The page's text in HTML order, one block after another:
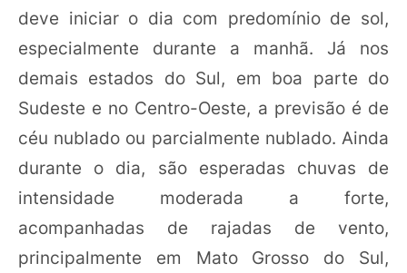
deve iniciar o dia com predomínio de sol,
especialmente durante a manhã. Já nos
demais estados do Sul, em boa parte do
Sudeste e no Centro-Oeste, a previsão é de
céu nublado ou parcialmente nublado. Ainda
durante o dia, são esperadas chuvas de
intensidade moderada a forte,
acompanhadas de rajadas de vento,
principalmente em Mato Grosso do Sul,